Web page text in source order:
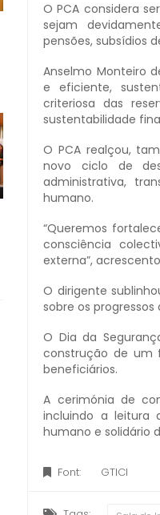
O PCA considera
sejam
pensões, subsídios
Anselmo Monteiro
e eficiente,
criteriosa das
sustentabilidade
O PCA realçou,
novo ciclo de
administrativa,
humano.
“Queremos
consciência
externa”,
O dirigente
sobre os
O Dia da
construção de um
beneficiários.
A cerimónia de
incluindo a leitura
humano e solidário
Font: GTICI